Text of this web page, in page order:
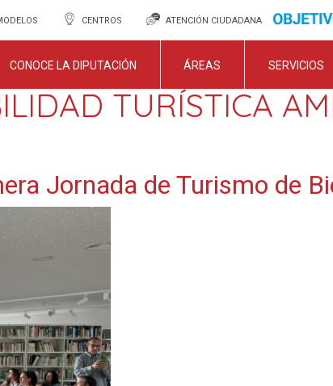
CENTROS ATENCIÓN CIUDADANA
CONOCE LA DIPUTACIÓN ÁREAS SERVICIOS
TURÍSTICA
Jornada de Turismo de